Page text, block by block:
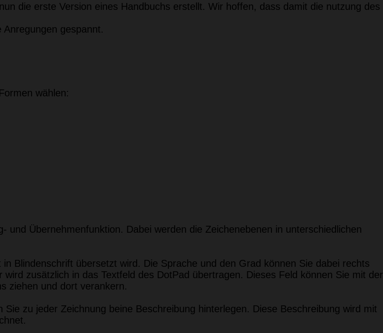
die erste Version eines Handbuchs erstellt. Wir hoffen, dass damit die nutzung des
gespannt.
wählen:
und Übernehmenfunktion. Dabei werden die Zeichenebenen in unterschiedlichen
Blindenschrift übersetzt wird. Die Sprache und den Grad können Sie dabei rechts
zusätzlich in das Textfeld des DotPad übertragen. Dieses Feld können Sie mit der
ziehen und dort verankern.
zu jeder Zeichnung beine Beschreibung hinterlegen. Diese Beschreibung wird mit